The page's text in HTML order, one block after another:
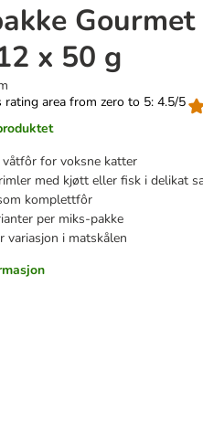
Gourmet
x 50 g
rating area from zero to 5: 4.5/5
våtfôr for voksne katter
med kjøtt eller fisk i delikat
komplettfôr
per miks-pakke
variasjon i matskålen